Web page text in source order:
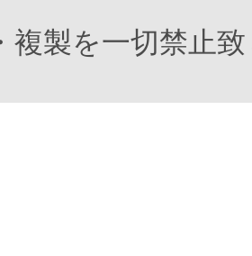
複製を一切禁止